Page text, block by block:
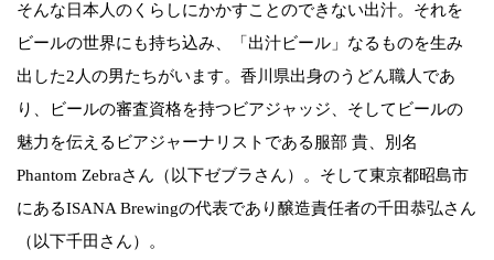
そんな日本人のくらしにかかすことのできない出汁。それを
ビールの世界にも持ち込み、「出汁ビール」なるものを生み
出した2人の男たちがいます。香川県出身のうどん職人であ
り、ビールの審査資格を持つビアジャッジ、そしてビールの
魅力を伝えるビアジャーナリストである服部 貴、別名
Phantom Zebraさん（以下ゼブラさん）。そして東京都昭島市
にあるISANA Brewingの代表であり醸造責任者の千田恭弘さん
（以下千田さん）。